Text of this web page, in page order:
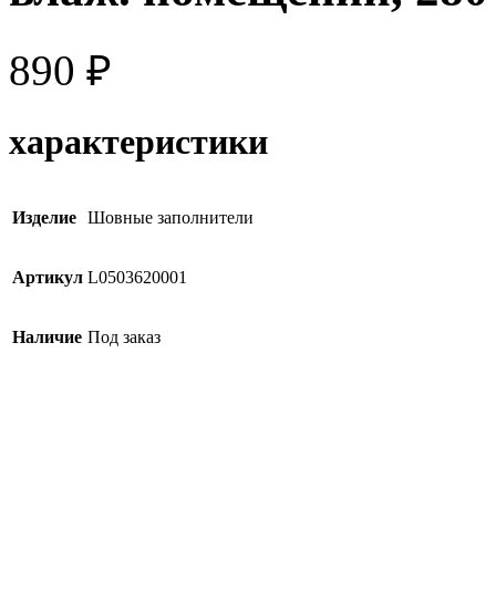
890 ₽
характеристики
Изделие Шовные заполнители
Артикул L0503620001
Наличие Под заказ